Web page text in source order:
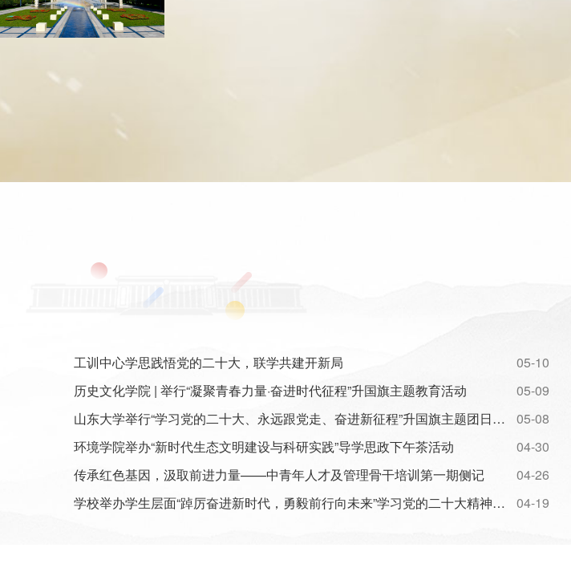
工训中心学思践悟党的二十大，联学共建开新局
05-10
历史文化学院 | 举行“凝聚青春力量·奋进时代征程”升国旗主题教育活动
05-09
山东大学举行“学习党的二十大、永远跟党走、奋进新征程”升国旗主题团日活动
05-08
环境学院举办“新时代生态文明建设与科研实践”导学思政下午茶活动
04-30
传承红色基因，汲取前进力量——中青年人才及管理骨干培训第一期侧记
04-26
学校举办学生层面“踔厉奋进新时代，勇毅前行向未来”学习党的二十大精神知识竞赛
04-19